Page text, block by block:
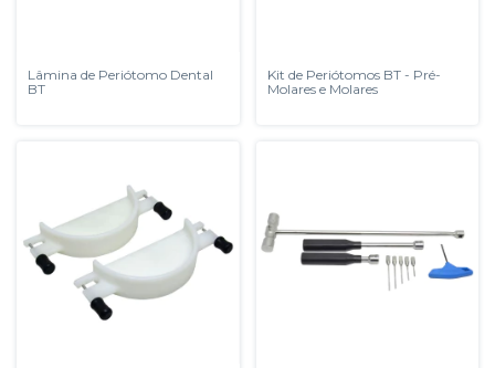
Lâmina de Periótomo Dental
BT
Kit de Periótomos BT - Pré-
Molares e Molares